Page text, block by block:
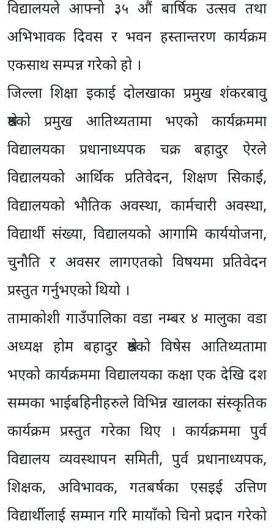
विद्यालयले आफ्नो ३५ औं बार्षिक उत्सव तथा
अभिभावक दिवस र भवन हस्तान्तरण कार्यक्रम
एकसाथ सम्पन्न गरेको हो ।
जिल्ला शिक्षा इकाई दोलखाका प्रमुख शंकरबावु
श्रेष्ठको प्रमुख आतिथ्यतामा भएको कार्यक्रममा
विद्यालयका प्रधानाध्यपक चक्र बहादुर ऐरले
विद्यालयको आर्थिक प्रतिवेदन, शिक्षण सिकाई,
विद्यालयको भौतिक अवस्था, कार्मचारी अवस्था,
विद्यार्थी संख्या, विद्यालयको आगामि कार्ययोजना,
चुनौति र अवसर लागएतको विषयमा प्रतिवेदन
प्रस्तुत गर्नुभएको थियो ।
तामाकोशी गाउँपालिका वडा नम्बर ४ मालुका वडा
अध्यक्ष होम बहादुर श्रेष्ठको विषेस आतिथ्यतामा
भएको कार्यक्रममा विद्यालयका कक्षा एक देखि दश
सम्मका भाईबहिनीहरुले विभिन्न खालका संस्कृतिक
कार्यक्रम प्रस्तुत गरेका थिए । कार्यक्रममा पुर्व
विद्यालय व्यवस्थापन समिती, पुर्व प्रधानाध्यपक,
शिक्षक, अविभावक, गतबर्षका एसइई उत्तिण
विद्यार्थीलाई सम्मान गरि मायाँको चिनो प्रदान गरेको